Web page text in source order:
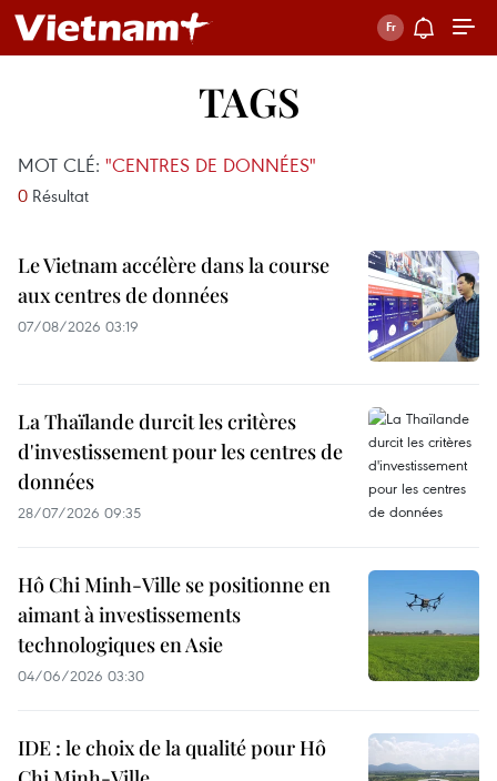
TAGS
MOT CLÉ: "CENTRES DE DONNÉES"
0 Résultat
Le Vietnam accélère dans la course
aux centres de données
07/08/2026 03:19
La Thaïlande durcit les critères
d'investissement pour les centres de
données
28/07/2026 09:35
Hô Chi Minh-Ville se positionne en
aimant à investissements
technologiques en Asie
04/06/2026 03:30
IDE : le choix de la qualité pour Hô